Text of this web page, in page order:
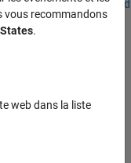
de nos bureaux
du menu
vous recommandons
.
web dans la liste